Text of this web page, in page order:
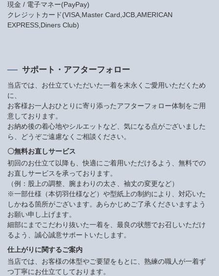
現金 / 電子マネー(PayPay)
クレジットカード(VISA,Master Card,JCB,AMERICAN
EXPRESS,Diners Club)
サポート・アフターフォロー
当店では、お仕立ていただいた一着を末永くご愛用いただくため
に、
お客様お一人おひとりに寄り添ったアフターフォロー体制をご用
意しております。
お納め後の着心地やシルエットなど、気になる点がございました
ら、どうぞご遠慮なくご相談ください。
〇無料お直しサービス
初回のお仕立て以降も、快適にご着用いただけるよう、無料での
お直しサービスを承っております。
（例：股上の調整、腕まわりの太さ、袖丈の変更など）
※一部仕様（本切羽仕様など）や型紙上の制約により、対応いた
しかねる箇所がございます。あらかじめご了承くださいますよう
お願い申し上げます。
細部にまでこだわり抜いた一着を、最良の状態でお召しいただけ
るよう、誠心誠意サポートいたします。
仕上がりに関するご案内
当店では、お客様の体型やご要望をもとに、熟練の職人が一着ず
つ丁寧にお仕立てしております。